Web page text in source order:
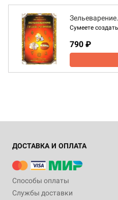
Сумеете
790 ₽
ДОСТАВКА И ОПЛАТА
Способы оплаты
Службы доставки